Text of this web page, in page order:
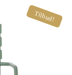
Tilbud!